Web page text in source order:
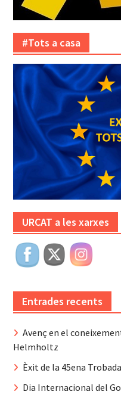
#Tots a casa
URCAT a les xarxes
Entrades recents
Avenç en el
Helmholtz
Èxit de la 45ena
Dia Internacional del